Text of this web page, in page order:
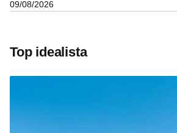
09/08/2026
Top idealista